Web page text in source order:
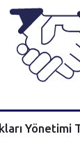
Yönetimi